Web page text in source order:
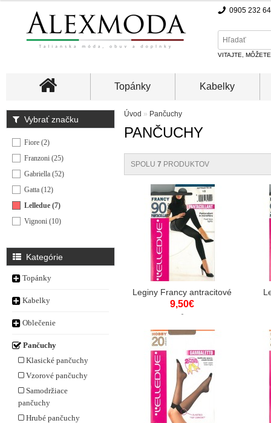
0905 232
VITAJTE,
Topánky Kabelky
Vybrať značku
Fiore (2)
Franzoni (25)
Gabriella (52)
Gatta (12)
Lelledue (7)
Vignoni (10)
Kategórie
Topánky
Kabelky
Oblečenie
Pančuchy
Klasické pančuchy
Vzorové pančuchy
Samodržiace
pančuchy
Hrubé pančuchy
Úvod » Pančuchy
PANČUCHY
SPOLU 7 PRODUKTOV
Leginy Francy antracitové
9,50€